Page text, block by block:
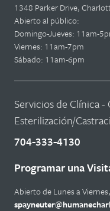
1348 Parker Drive,
Abierto al público:
Domingo-Jueves: 11am-
Viernes: 11am-7pm
Sábado: 11am-6pm
Servicios de Clínica -
Esterilización/
704-333-4130
Programar una
Abierto de Lunes a